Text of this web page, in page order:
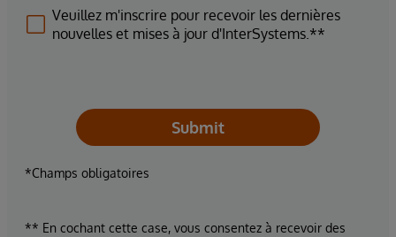
Veuillez m'inscrire pour recevoir les dernières
nouvelles et mises à jour d'InterSystems.**
Submit
*Champs obligatoires
** En cochant cette case, vous consentez à recevoir des